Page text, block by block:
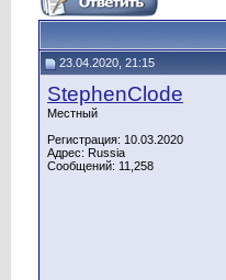
23.04.2020, 21:15
StephenClode
Местный
Регистрация: 10.03.2020
Адрес: Russia
Сообщений: 11,258